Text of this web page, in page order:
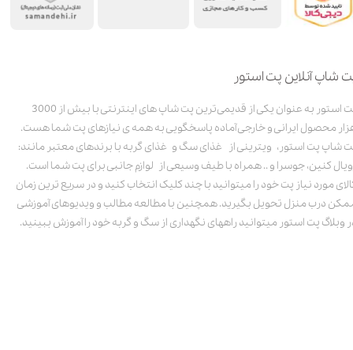
شاپ آنلاین پت استور
پت استور به عنوان یکی از قدیمی‌ترین پت شاپ های اینترنتی با بیش از 3000
محصول ایرانی و خارجی آماده پاسخگویی به همه ی نیازهای پت شما هست.
شاپ پت استور، ویترینی از غذای سگ و غذای گربه با برندهای معتبر مانند:
کنین، جوسرا و .. همراه با طیف وسیعی از لوازم جانبی برای پت شما است.
مورد نیاز پت خود را میتوانید با چند کلیک انتخاب کنید و در سریع ترین زمان
درب منزل تحویل بگیرید. همچنین با مطالعه مطالب و ویدیوهای آموزشی
وبلاگ پت استور میتوانید راههای نگهداری از سگ و گربه خود را آموزش ببینید.